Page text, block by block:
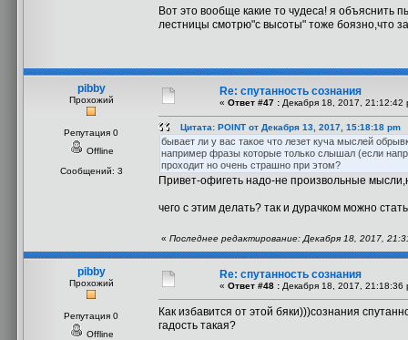
Вот это вообще какие то чудеса! я
лестницы смотрю"с высоты" тоже боязно,что
pibby
Прохожий
Репутация 0
Offline
Сообщений: 3
Re: спутанность сознания
« Ответ #47 : Декабря 18, 2017, 21:12:42
Цитата: POINT от Декабря 13, 2017, 15:18:18 pm
бывает ли у вас такое что лезет куча мыслей
например фразы которые только слышал (если
проходит но очень страшно при этом?
Привет-офигеть надо-не произвольные
чего с этим делать? так и дурачком можно
« Последнее редактирование: Декабря 18, 2017,
pibby
Прохожий
Репутация 0
Offline
Re: спутанность сознания
« Ответ #48 : Декабря 18, 2017, 21:18:36
Как избавится от этой бяки)))сознания
гадость такая?